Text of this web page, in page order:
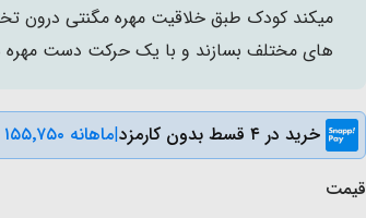
میکند کودک طبق خلاقیت مهره مگنتی درون
های مختلف بسازند و با یک حرکت دست مهره
خرید در ۴ قسط بدون کارمزد |ماهانه ۱۵۵٬۷۵۰ تومان
قیمت